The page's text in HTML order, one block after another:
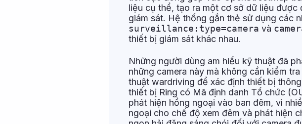
liệu cụ thể, tạo ra một cơ sở dữ liệu
giám sát. Hệ thống gắn thẻ sử dụng các
surveillance:type=camera và
thiết bị giám sát khác nhau.
Những người dùng am hiểu kỹ thuật đã
những camera này mà không cần kiểm
thuật wardriving để xác định thiết bị
thiết bị Ring có Mã định danh Tổ chức
phát hiện hồng ngoại vào ban đêm, vì
ngoại cho chế độ xem đêm và phát hiện